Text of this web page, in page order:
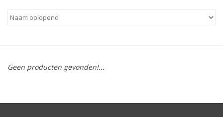
Merken
Geen producten gevonden!...